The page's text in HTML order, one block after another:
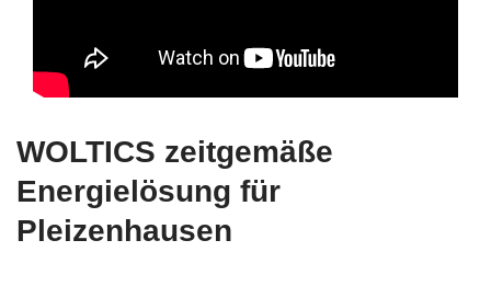
WOLTICS zeitgemäße
Energielösung für
Pleizenhausen